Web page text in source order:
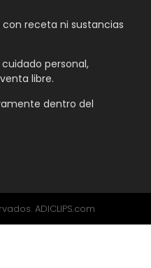
receta ni sustancias
personal,
libre.
dentro del
ADICLIPS.com